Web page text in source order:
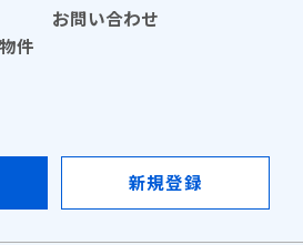
件
お問い合わせ
新規登録